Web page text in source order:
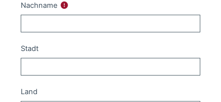
Nachname
Stadt
Land